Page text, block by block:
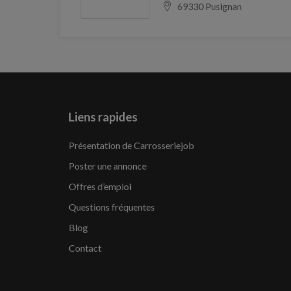
69330 Pusignan
Liens rapides
Présentation de Carrosseriejob
Poster une annonce
Offres d’emploi
Questions fréquentes
Blog
Contact